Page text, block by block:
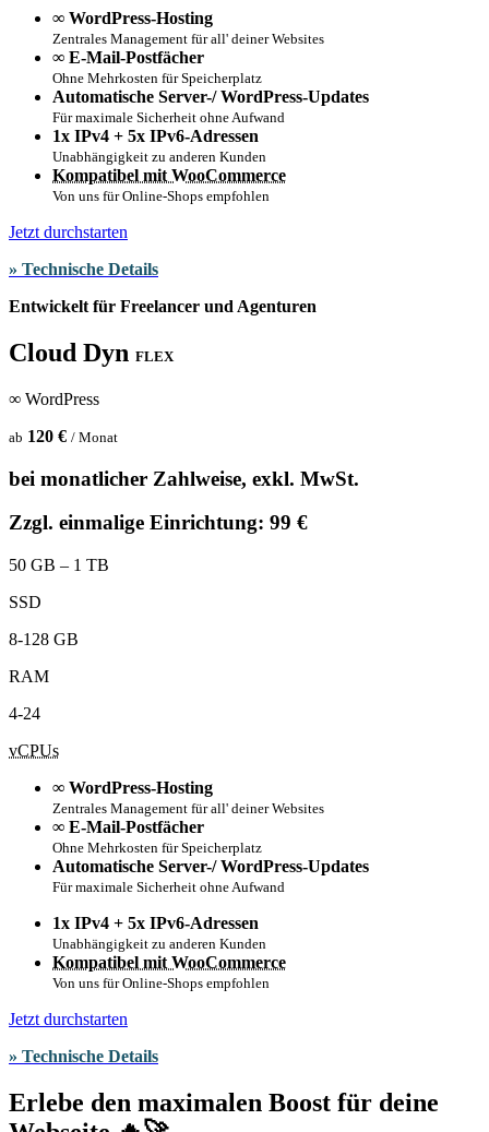
∞ WordPress-Hosting
Zentrales Management für all' deiner Websites
∞ E-Mail-Postfächer
Ohne Mehrkosten für Speicherplatz
Automatische Server-/ WordPress-Updates
Für maximale Sicherheit ohne Aufwand
1x IPv4 + 5x IPv6-Adressen
Unabhängigkeit zu anderen Kunden
Kompatibel mit WooCommerce
Von uns für Online-Shops empfohlen
Jetzt durchstarten
» Technische Details
Entwickelt für Freelancer und Agenturen
Cloud Dyn FLEX
∞ WordPress
ab 120 € / Monat
bei monatlicher Zahlweise, exkl. MwSt.
Zzgl. einmalige Einrichtung: 99 €
50 GB – 1 TB
SSD
8-128 GB
RAM
4-24
vCPUs
∞ WordPress-Hosting
Zentrales Management für all' deiner Websites
∞ E-Mail-Postfächer
Ohne Mehrkosten für Speicherplatz
Automatische Server-/ WordPress-Updates
Für maximale Sicherheit ohne Aufwand
1x IPv4 + 5x IPv6-Adressen
Unabhängigkeit zu anderen Kunden
Kompatibel mit WooCommerce
Von uns für Online-Shops empfohlen
Jetzt durchstarten
» Technische Details
Erlebe den maximalen Boost für deine